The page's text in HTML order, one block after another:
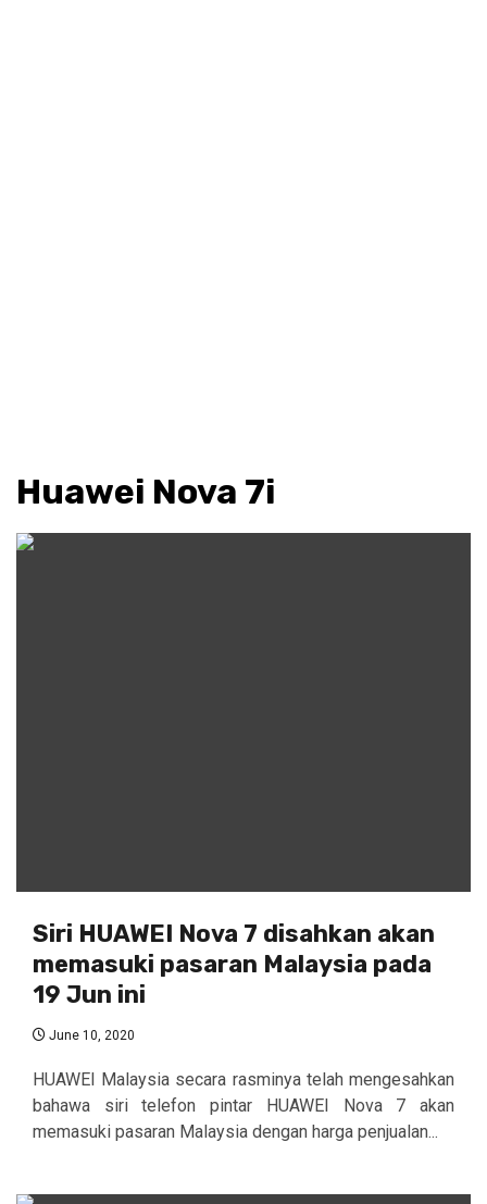
Huawei Nova 7i
Siri HUAWEI Nova 7 disahkan akan
memasuki pasaran Malaysia pada
19 Jun ini
June 10, 2020
HUAWEI Malaysia secara rasminya telah mengesahkan
bahawa siri telefon pintar HUAWEI Nova 7 akan
memasuki pasaran Malaysia dengan harga penjualan...